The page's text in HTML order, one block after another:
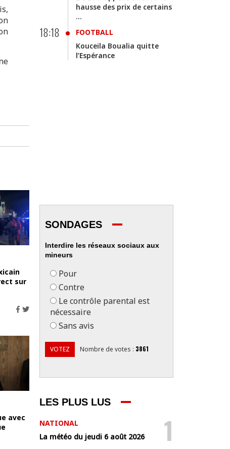
sur
avec
hausse des prix de certains
...
18:18
FOOTBALL
Kouceila Boualia quitte
l’Espérance
SONDAGES
Interdire les réseaux sociaux aux
mineurs
Pour
Contre
Le contrôle parental est
nécessaire
Sans avis
VOTEZ Nombre de votes : 3861
LES PLUS LUS
NATIONAL
La météo du jeudi 6 août 2026
1